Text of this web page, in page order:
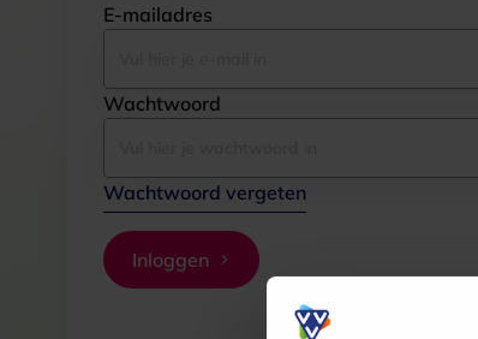
E-mailadres
Wachtwoord
Wachtwoord vergeten
Inloggen